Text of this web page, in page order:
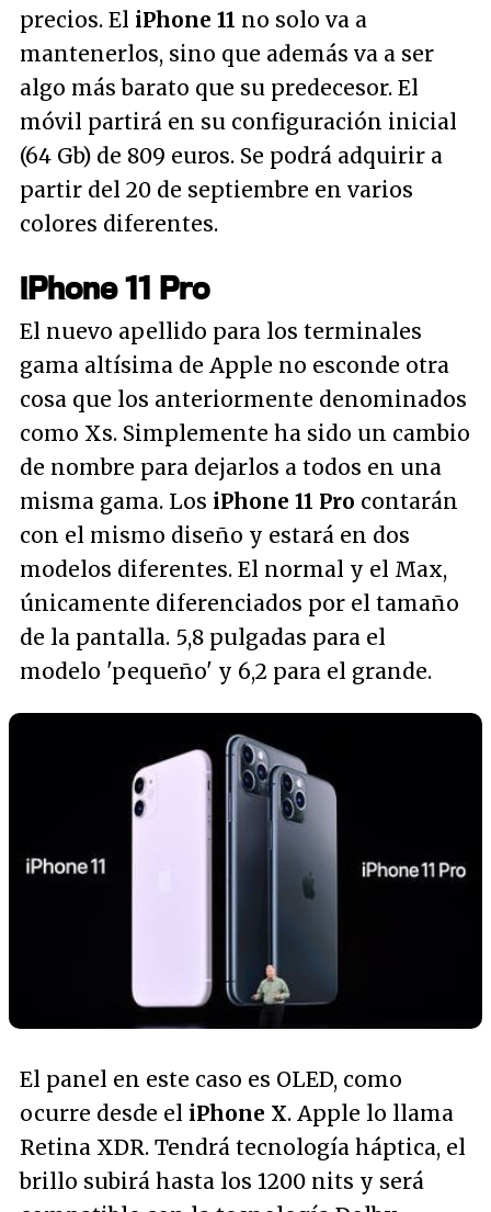
precios. El iPhone 11 no solo va a
mantenerlos, sino que además va a ser
algo más barato que su predecesor. El
móvil partirá en su configuración inicial
(64 Gb) de 809 euros. Se podrá adquirir a
partir del 20 de septiembre en varios
colores diferentes.
iPhone 11 Pro
El nuevo apellido para los terminales
gama altísima de Apple no esconde otra
cosa que los anteriormente denominados
como Xs. Simplemente ha sido un cambio
de nombre para dejarlos a todos en una
misma gama. Los iPhone 11 Pro contarán
con el mismo diseño y estará en dos
modelos diferentes. El normal y el Max,
únicamente diferenciados por el tamaño
de la pantalla. 5,8 pulgadas para el
modelo 'pequeño' y 6,2 para el grande.
El panel en este caso es OLED, como
ocurre desde el iPhone X. Apple lo llama
Retina XDR. Tendrá tecnología háptica, el
brillo subirá hasta los 1200 nits y será